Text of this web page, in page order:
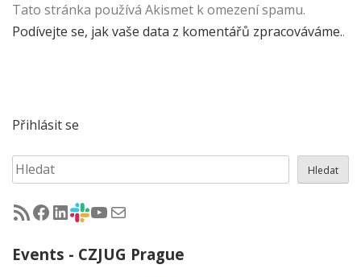
Tato stránka používá Akismet k omezení spamu.
Podívejte se, jak vaše data z komentářů zpracováváme..
Přihlásit se
Hledat Hledat
RSS - články na jug.cz
Facebook skupina Czech Java User Group
LinkedIn skupina Czech Java User Group
CZJUG Slack fórum
CZJUG YouTube kanálCZJUG email
Events - CZJUG Prague